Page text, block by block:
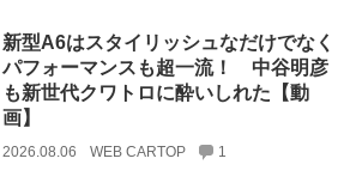
新型A6はスタイリッシュなだけでなく
パフォーマンスも超一流！ 中谷明彦
も新世代クワトロに酔いしれた【動
画】
2026.08.06 WEB CARTOP 1